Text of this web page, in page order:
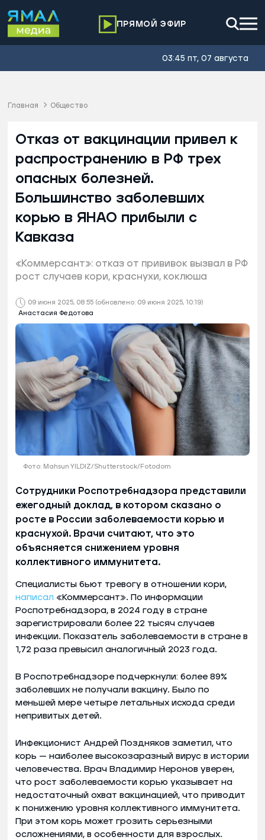
ПРЯМОЙ ЭФИР
03:45 пт, 07 августа
Главная Общество
09 июня 2025, 08:55 (обновлено: 09 июня 2025, 10:19)
Анастасия Федотова
Отказ от вакцинации привел к
распространению в РФ трех
опасных болезней.
Большинство заболевших
корью в ЯНАО прибыли с
Кавказа
«Коммерсант»: отказ от прививок вызвал в РФ
рост случаев кори, краснухи, коклюша
Фото: Mahsun YILDIZ/Shutterstock/Fotodom
Сотрудники Роспотребнадзора представили
ежегодный доклад, в котором сказано о
росте в России заболеваемости корью и
краснухой. Врачи считают, что это
объясняется снижением уровня
коллективного иммунитета.
Специалисты бьют тревогу в отношении кори,
написал «Коммерсант». По информации
Роспотребнадзора, в 2024 году в стране
зарегистрировали более 22 тысяч случаев
инфекции. Показатель заболеваемости в стране в
1,72 раза превысил аналогичный 2023 года.
В Роспотребнадзоре подчеркнули: более 89%
заболевших не получали вакцину. Было по
меньшей мере четыре летальных исхода среди
непривитых детей.
Инфекционист Андрей Поздняков заметил, что
корь — наиболее высокозаразный вирус в истории
человечества. Врач Владимир Неронов уверен,
что рост заболеваемости корью указывает на
недостаточный охват вакцинацией, что приводит
к понижению уровня коллективного иммунитета.
При этом корь может грозить серьезными
осложнениями, в особенности для взрослых.